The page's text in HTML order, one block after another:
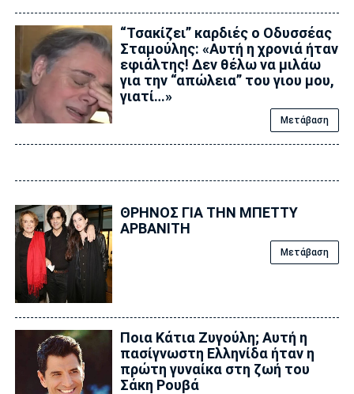
“Τσακίζει” καρδιές ο Οδυσσέας
Σταμούλης: «Αυτή η χρονιά ήταν
εφιάλτης! Δεν θέλω να μιλάω
για την “απώλεια” του γιου μου,
γιατί…»
Μετάβαση
ΘΡΗΝΟΣ ΓΙΑ ΤΗΝ ΜΠΕΤΤΥ
ΑΡΒΑΝΙΤΗ
Μετάβαση
Ποια Κάτια Ζυγούλη; Αυτή η
πασίγνωστη Ελληνίδα ήταν η
πρώτη γυναίκα στη ζωή του
Σάκη Ρουβά